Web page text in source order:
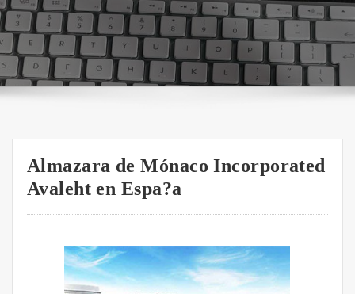
Almazara de Mónaco Incorporated
Avaleht en Espa?a